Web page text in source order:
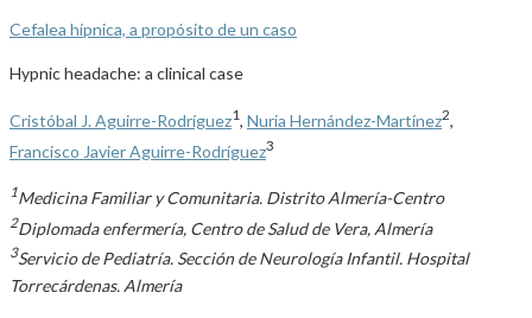
Cefalea hípnica, a propósito de un caso
Hypnic headache: a clinical case
Cristóbal J. Aguirre-Rodríguez1, Nuria Hernández-Martínez2,
Francisco Javier Aguirre-Rodríguez3
1Medicina Familiar y Comunitaria. Distrito Almería-Centro
2Diplomada enfermería, Centro de Salud de Vera, Almería
3Servicio de Pediatría. Sección de Neurología Infantil. Hospital
Torrecárdenas. Almería